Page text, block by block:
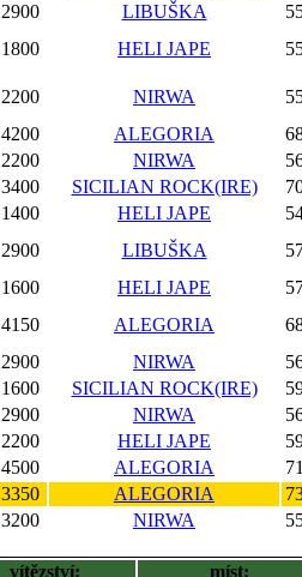
2900 LIBUŠKA
1800 HELI JAPE
2200 NIRWA
4200 ALEGORIA
2200 NIRWA
3400 SICILIAN ROCK(IRE)
1400 HELI JAPE
2900 LIBUŠKA
1600 HELI JAPE
4150 ALEGORIA
2900 NIRWA
1600 SICILIAN ROCK(IRE)
2900 NIRWA
2200 HELI JAPE
4500 ALEGORIA
3350 ALEGORIA
3200 NIRWA
vítězství:
míst: